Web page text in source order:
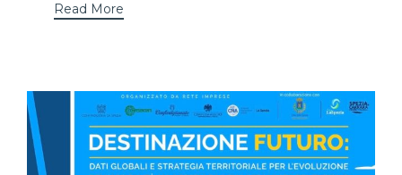
Read More